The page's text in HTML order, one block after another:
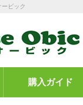
ビック
購入ガイド